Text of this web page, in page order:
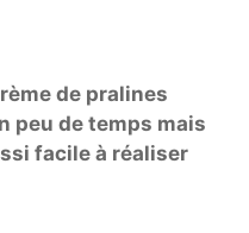
de pralines
peu de temps mais
facile à réaliser